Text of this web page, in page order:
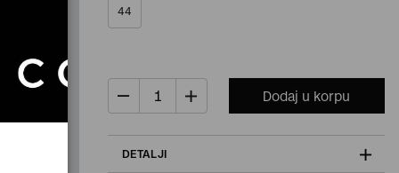
44
Dodaj u korpu
DETALJI